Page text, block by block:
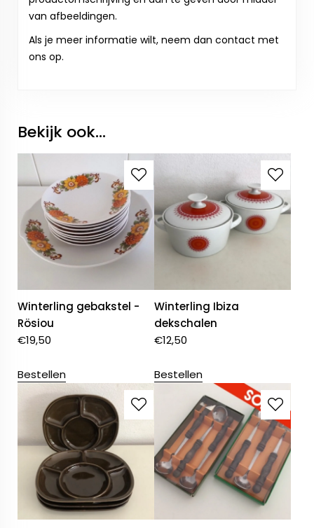
van afbeeldingen.
Als je meer informatie wilt, neem dan contact met
ons op.
Bekijk ook...
Winterling gebakstel -
Rösiou
€19,50
Bestellen
Winterling Ibiza
dekschalen
€12,50
Bestellen